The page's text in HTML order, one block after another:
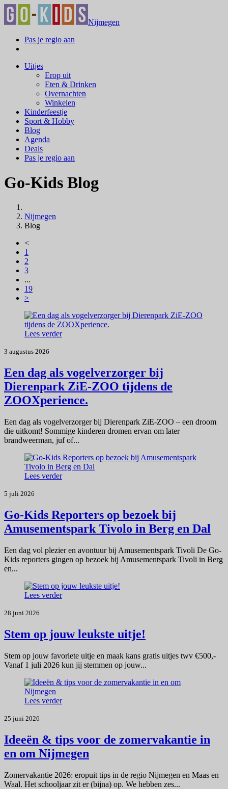
Nijmegen
Pas je regio aan
Uitjes
Erop uit
Eten & Drinken
Overnachten
Winkelen
Kinderfeestje
Sport & Hobby
Blog
Agenda
Deals
Pas je regio aan
Go-Kids Blog
Nijmegen
Blog
<
1
2
3
...
19
>
Lees verder
3 augustus 2026
Een dag als vogelverzorger bij
Dierenpark ZiE-ZOO tijdens de
ZOOXperience.
Een dag als vogelverzorger bij Dierenpark ZiE-ZOO – een droom
die uitkomt! Sommige kinderen dromen ervan om later
brandweerman, juf of...
Lees verder
5 juli 2026
Go-Kids Reporters op bezoek bij
Amusementspark Tivolo in Berg en Dal
Een dag vol plezier en avontuur bij Amusementspark Tivoli De Go-
Kids reporters gingen op bezoek bij Amusementspark Tivoli in Berg
en...
Lees verder
28 juni 2026
Stem op jouw leukste uitje!
Stem op jouw favoriete uitje en maak kans gratis uitjes twv €500,-
Vanaf 1 juli 2026 kun jij stemmen op jouw...
Lees verder
25 juni 2026
Ideeën & tips voor de zomervakantie in
en om Nijmegen
Zomervakantie 2026: eropuit tips in de regio Nijmegen en Maas en
Waal. Het schooljaar zit er (bijna) op. We hebben zes...